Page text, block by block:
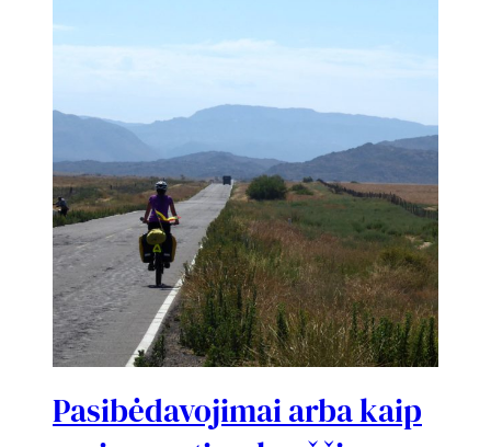
Pasibėdavojimai arba kaip